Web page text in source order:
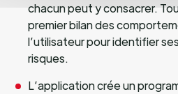
chacun peut y consacrer.
premier bilan des
l’utilisateur pour identifier
risques.
L’application crée un